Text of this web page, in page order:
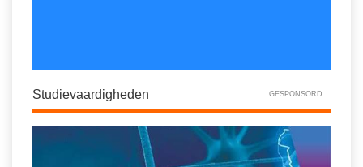
Studievaardigheden GESPONSORD